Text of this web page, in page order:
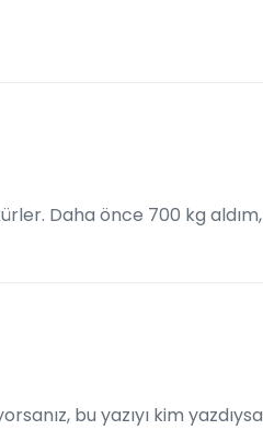
Daha önce 700 kg
bu yazıyı kim